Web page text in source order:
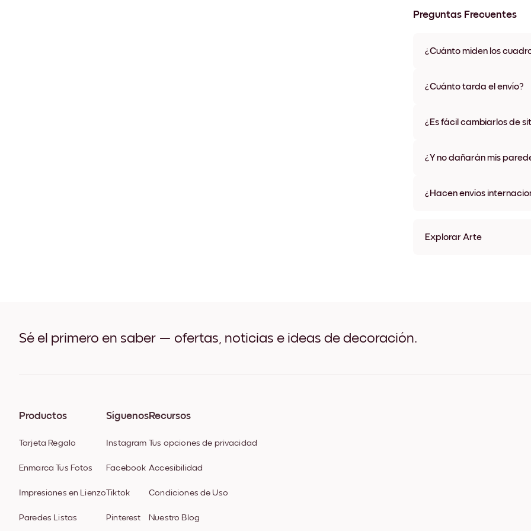
Preguntas Frecuentes
¿Cuánto miden los
materiales y colores de
¿Cuánto tarda el envío?
algunos países. Te
¿Es fácil cambiarlos de
¿Y no dañarán mis
¿Hacen envíos
Explorar Arte
Sé el primero en saber — ofertas, noticias e ideas de decoración.
Productos
Tarjeta Regalo
Enmarca Tus Fotos
Impresiones en Lienzo
Paredes Listas
Síguenos
Instagram
Facebook
Tiktok
Pinterest
Recursos
Tus opciones de privacidad
Accesibilidad
Condiciones de Uso
Nuestro Blog